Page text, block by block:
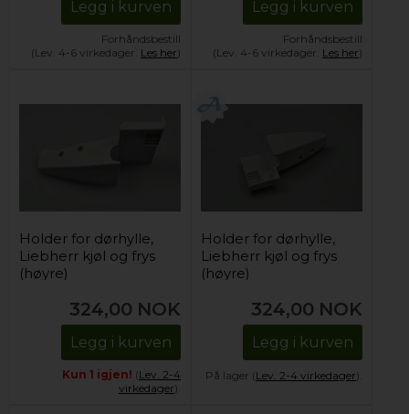
Legg i kurven
Forhåndsbestill
(Lev. 4-6 virkedager. Les her)
Legg i kurven
Forhåndsbestill
(Lev. 4-6 virkedager. Les her)
Holder for dørhylle,
Liebherr kjøl og frys
(høyre)
324,00 NOK
Legg i kurven
Kun 1 igjen! (Lev. 2-4
virkedager).
Holder for dørhylle,
Liebherr kjøl og frys
(høyre)
324,00 NOK
Legg i kurven
På lager (Lev. 2-4 virkedager).